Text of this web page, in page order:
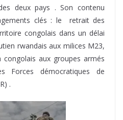
deux pays . Son contenu
clés : le retrait des
congolais dans un délai
rwandais aux milices M23,
aux groupes armés
Forces démocratiques de
.